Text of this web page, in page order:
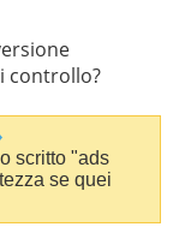
controllo?
scritto "ads
se quei